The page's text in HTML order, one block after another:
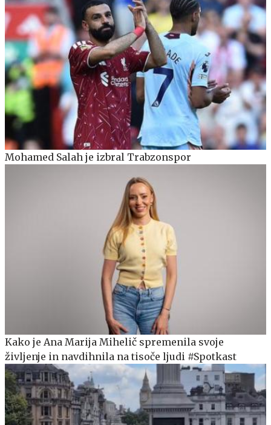
Mohamed Salah je izbral Trabzonspor
Kako je Ana Marija Mihelič spremenila svoje
življenje in navdihnila na tisoče ljudi #Spotkast